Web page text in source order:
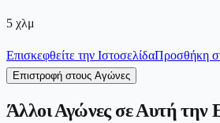
5 χλμ
Επισκεφθείτε την ΙστοσελίδαΠροσθήκη
Επιστροφή στους Αγώνες
Άλλοι Αγώνες σε Αυτή